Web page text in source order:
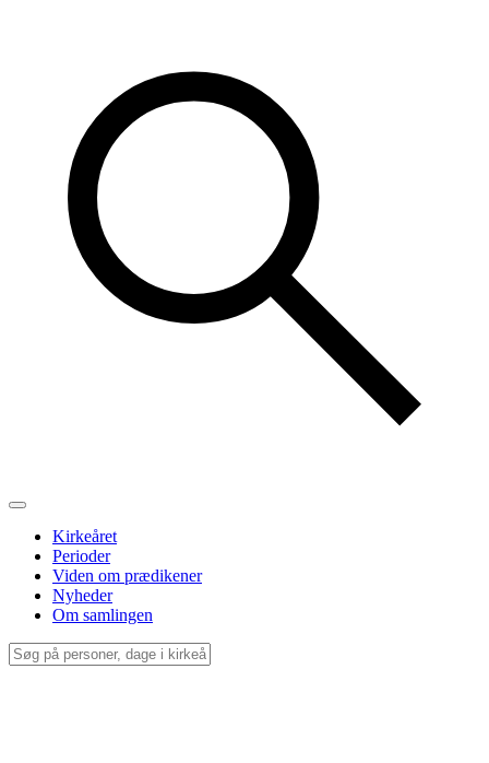
Kirkeåret
Perioder
Viden om prædikener
Nyheder
Om samlingen